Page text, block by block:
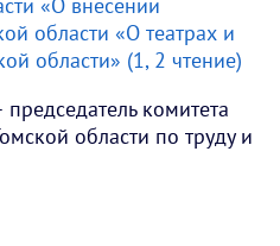
области «О театрах и
области» (1, 2 чтение)
председатель комитета
области по труду и